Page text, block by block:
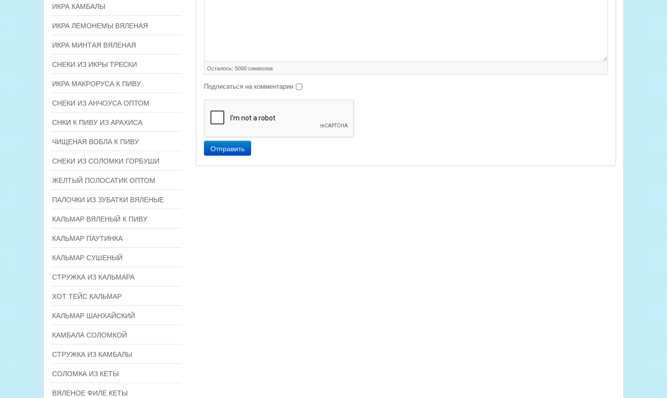
Осталось: 5000символов
Подписаться на комментарии
Отправить
ИКРА КАМБАЛЫ
ИКРА ЛЕМОНЕМЫ ВЯЛЕНАЯ
ИКРА МИНТАЯ ВЯЛЕНАЯ
СНЕКИ ИЗ ИКРЫ ТРЕСКИ
ИКРА МАКРОРУСА К ПИВУ
СНЕКИ ИЗ АНЧОУСА ОПТОМ
СНКИ К ПИВУ ИЗ АРАХИСА
ЧИЩЕНАЯ ВОБЛА К ПИВУ
СНЕКИ ИЗ СОЛОМКИ ГОРБУШИ
ЖЕЛТЫЙ ПОЛОСАТИК ОПТОМ
ПАЛОЧКИ ИЗ ЗУБАТКИ ВЯЛЕНЫЕ
КАЛЬМАР ВЯЛЕНЫЙ К ПИВУ
КАЛЬМАР ПАУТИНКА
КАЛЬМАР СУШЕНЫЙ
СТРУЖКА ИЗ КАЛЬМАРА
ХОТ ТЕЙС КАЛЬМАР
КАЛЬМАР ШАНХАЙСКИЙ
КАМБАЛА СОЛОМКОЙ
СТРУЖКА ИЗ КАМБАЛЫ
СОЛОМКА ИЗ КЕТЫ
ВЯЛЕНОЕ ФИЛЕ КЕТЫ